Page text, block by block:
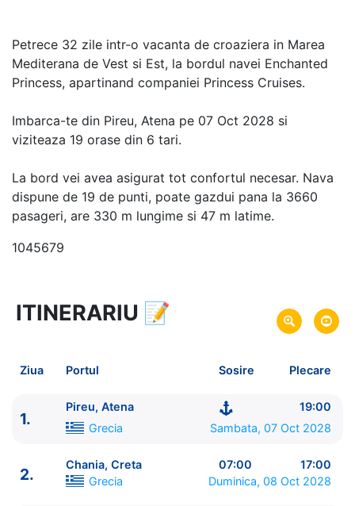
Petrece 32 zile intr-o vacanta de croaziera in Marea
Mediterana de Vest si Est, la bordul navei Enchanted
Princess, apartinand companiei Princess Cruises.
Imbarca-te din Pireu, Atena pe 07 Oct 2028 si
viziteaza 19 orase din 6 tari.
La bord vei avea asigurat tot confortul necesar. Nava
dispune de 19 de punti, poate gazdui pana la 3660
pasageri, are 330 m lungime si 47 m latime.
1045679
32 zile vacanta de croaziera in
Marea Mediterana de Vest si Est -
link oferta
Plecare pe 07 Oct 2028 din Pireu, Atena, Grecia
Princess Cruises
ITINERARIU 📝
Ziua Portul Sosire Plecare
1.
Pireu, Atena
19:00
Grecia
Sambata, 07 Oct 2028
2.
Chania, Creta 07:00
17:00
Grecia
Duminica, 08 Oct 2028